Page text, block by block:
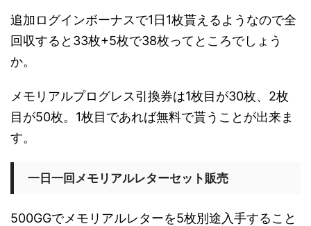
追加ログインボーナスで1日1枚貰えるようなので全
回収すると33枚+5枚で38枚ってところでしょう
か。
メモリアルプログレス引換券は1枚目が30枚、2枚
目が50枚。1枚目であれば無料で貰うことが出来ま
す。
一日一回メモリアルレターセット販売
500GGでメモリアルレターを5枚別途入手すること